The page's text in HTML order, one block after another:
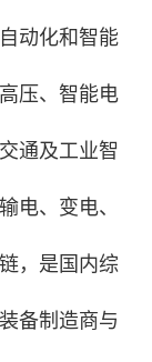
动化和智能
压、智能电
通及工业智
电、变电、
，是国内综
备制造商与